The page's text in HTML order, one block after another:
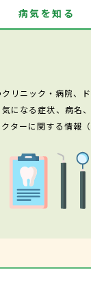
病気を知る
リニック・病院、
なる症状、病名
ターに関する情報